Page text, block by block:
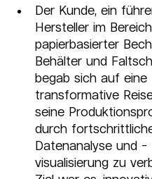
Der Kunde, ein
Hersteller im Bereich
papierbasierter
Behälter und
begab sich auf eine
transformative
seine
durch
Datenanalyse und -
visualisierung zu